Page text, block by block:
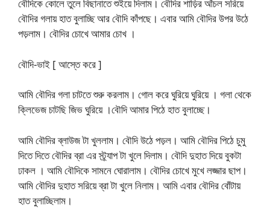
বৌদিকে কোলে তুলে বিছানাতে শুইয়ে দিলাম। বৌদির শাড়ির আঁচল সরিয়ে
বৌদির গলায় হাত বুলাচ্ছি আর বৌদি কাঁপছে। এবার আমি বৌদির উপর উঠে
পড়লাম। বৌদির চোখে আমার চোখ ।
বৌদি-ভাই [ আস্তে করে ]
আমি বৌদির গলা চাটতে শুরু করলাম। গোল করে ঘুরিয়ে ঘুরিয়ে । গলা থেকে
ক্লিভেজ চাটছি জিভ ঘুরিয়ে ।বৌদি আমার পিঠে হাত বুলাচ্ছে।
আমি বৌদির ব্লাউজ টা খুললাম। বৌদি উঠে পড়ল। আমি বৌদির পিঠে চুমু
দিতে দিতে বৌদির ব্রা এর স্ট্র্যাপ টা খুলে দিলাম। বৌদি দুহাত দিয়ে বুকটা
ঢাকল । আমি বৌদিকে সামনে ঘোরালাম। বৌদির চোখে মুখে লজ্জার ছাপ।
আমি বৌদির দুহাত সরিয়ে ব্রা টা খুলে নিলাম। আমি এবার বৌদির বোঁটায়
হাত বুলাচ্ছিলাম।